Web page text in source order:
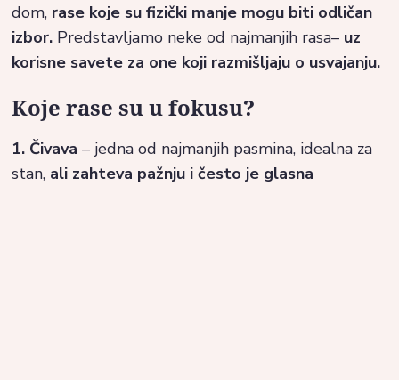
dom, rase koje su fizički manje mogu biti odličan
izbor. Predstavljamo neke od najmanjih rasa– uz
korisne savete za one koji razmišljaju o usvajanju.
Koje rase su u fokusu?
1. Čivava – jedna od najmanjih pasmina, idealna za
stan, ali zahteva pažnju i često je glasna